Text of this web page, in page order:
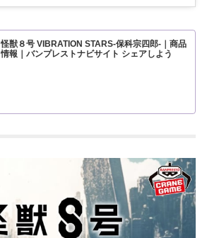
怪獣８号 VIBRATION STARS-保科宗四郎-｜商品
情報｜バンプレストナビサイト シェアしよう